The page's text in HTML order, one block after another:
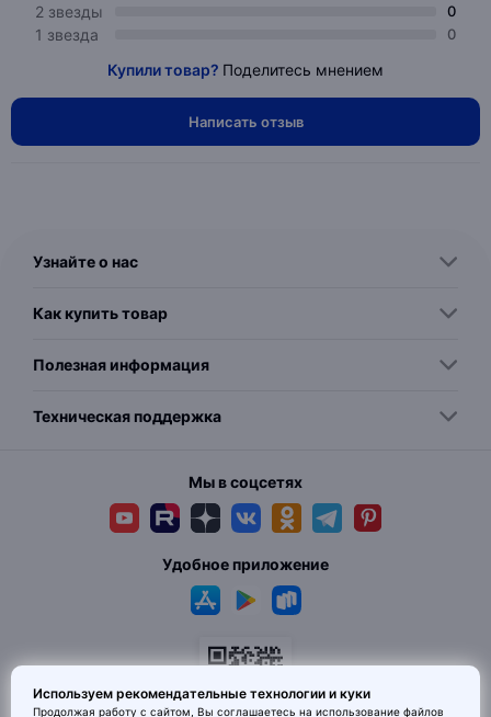
2 звезды 0
1 звезда 0
Купили товар? Поделитесь мнением
Написать отзыв
Узнайте о нас
Как купить товар
Полезная информация
Техническая поддержка
Мы в соцсетях
Удобное приложение
Используем рекомендательные технологии и куки
Продолжая работу с сайтом, Вы соглашаетесь на использование файлов